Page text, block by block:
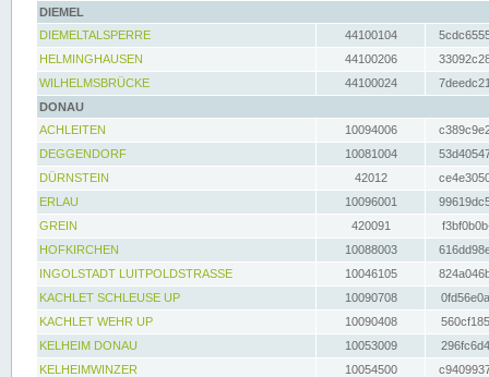
DIEMEL
DIEMELTALSPERRE
44100104
HELMINGHAUSEN
44100206
WILHELMSBRÜCKE
44100024
DONAU
ACHLEITEN
10094006
DEGGENDORF
10081004
DÜRNSTEIN
42012
ERLAU
10096001
GREIN
420091
HOFKIRCHEN
10088003
INGOLSTADT LUITPOLDSTRASSE
10046105
KACHLET SCHLEUSE UP
10090708
KACHLET WEHR UP
10090408
KELHEIM DONAU
10053009
KELHEIMWINZER
10054500